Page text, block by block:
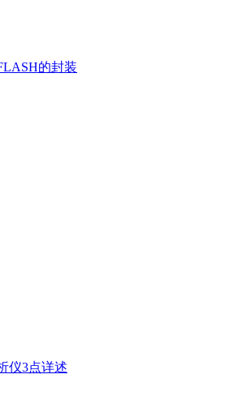
的封装
仪3点详述